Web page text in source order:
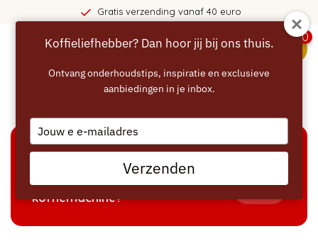
Gratis verzending vanaf 40 euro
0
Welke producten passen bij mijn
koffiemachine?
Koffieliefhebber? Dan hoor jij bij ons thuis.
Ontvang onderhoudstips, inspiratie en exclusieve
aanbiedingen in je inbox.
Type
your
email
Verzenden